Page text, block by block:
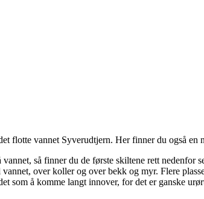
flotte vannet Syverudtjern. Her finner du også en
så finner du de første skiltene rett
over koller og over bekk og myr. Flere
som å komme langt innover, for det er ganske